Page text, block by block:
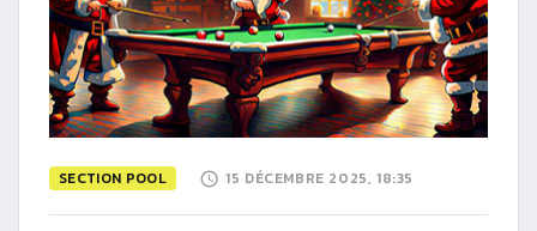
SECTION POOL 15 DÉCEMBRE 2025, 18:35